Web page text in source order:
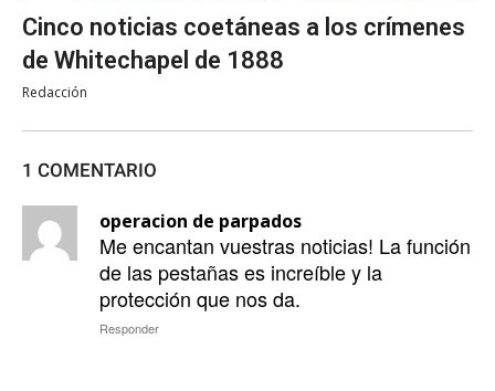
Cinco noticias coetáneas a los crímenes
de Whitechapel de 1888
Redacción
1 COMENTARIO
operacion de parpados
Me encantan vuestras noticias! La función
de las pestañas es increíble y la
protección que nos da.
Responder